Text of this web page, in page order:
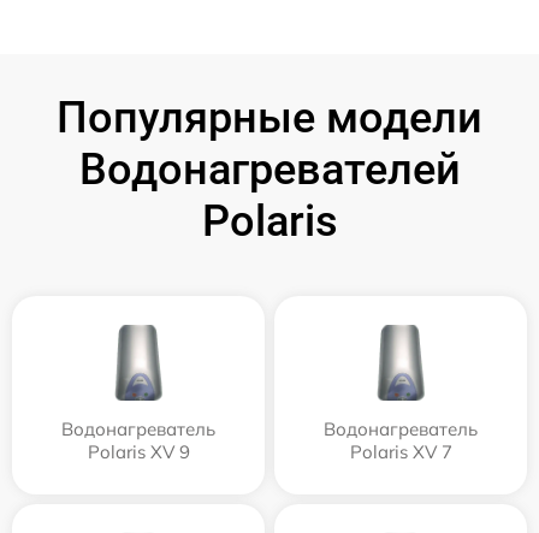
Популярные модели
Водонагревателей
Polaris
Водонагреватель
Polaris XV 9
Водонагреватель
Polaris XV 7